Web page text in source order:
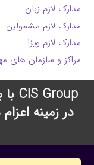
مدارک لازم زبان
مدارک لازم مشمولین
مدارک لازم ویزا
مراکز و سازمان های
در زمینه